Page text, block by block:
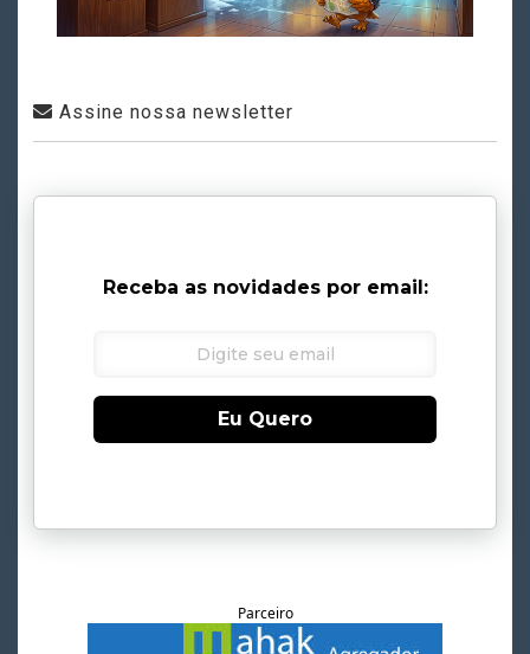
Assine nossa newsletter
Receba as novidades por email:
Eu Quero
Parceiro